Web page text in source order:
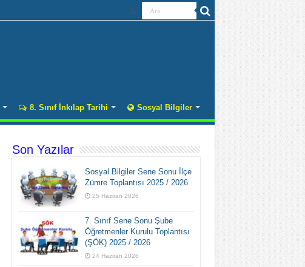
8. Sınıf İnkılap Tarihi Sosyal Bilgiler
Son Yazılar
Sosyal Bilgiler Sene Sonu İlçe
Zümre Toplantısı 2025 / 2026
25 Haziran 2026
7. Sınıf Sene Sonu Şube
Öğretmenler Kurulu Toplantısı
(ŞÖK) 2025 / 2026
24 Haziran 2026